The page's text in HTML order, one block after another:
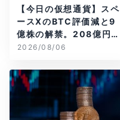
【今日の仮想通貨】スペ
ースXのBTC評価減と9
億株の解禁。208億円相
当のBTCが盗難
2026/08/06